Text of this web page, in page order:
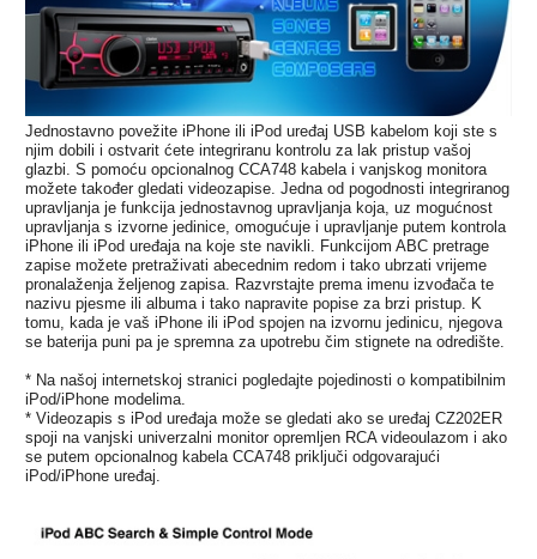
Jednostavno povežite iPhone ili iPod uređaj USB kabelom koji ste s
njim dobili i ostvarit ćete integriranu kontrolu za lak pristup vašoj
glazbi. S pomoću opcionalnog CCA748 kabela i vanjskog monitora
možete također gledati videozapise. Jedna od pogodnosti integriranog
upravljanja je funkcija jednostavnog upravljanja koja, uz mogućnost
upravljanja s izvorne jedinice, omogućuje i upravljanje putem kontrola
iPhone ili iPod uređaja na koje ste navikli. Funkcijom ABC pretrage
zapise možete pretraživati abecednim redom i tako ubrzati vrijeme
pronalaženja željenog zapisa. Razvrstajte prema imenu izvođača te
nazivu pjesme ili albuma i tako napravite popise za brzi pristup. K
tomu, kada je vaš iPhone ili iPod spojen na izvornu jedinicu, njegova
se baterija puni pa je spremna za upotrebu čim stignete na odredište.
* Na našoj internetskoj stranici pogledajte pojedinosti o kompatibilnim
iPod/iPhone modelima.
* Videozapis s iPod uređaja može se gledati ako se uređaj CZ202ER
spoji na vanjski univerzalni monitor opremljen RCA videoulazom i ako
se putem opcionalnog kabela CCA748 priključi odgovarajući
iPod/iPhone uređaj.